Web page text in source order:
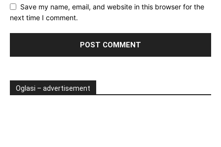
Save my name, email, and website in this browser for the
next time I comment.
Oglasi – advertisement